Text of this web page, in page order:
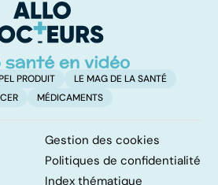
PRODUIT
LE MAG DE LA SANTÉ
MÉDICAMENTS
Gestion des cookies
Politiques de confidentialité
Index thématique